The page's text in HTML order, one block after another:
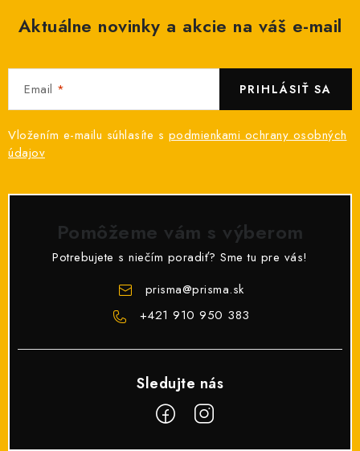
Aktuálne novinky a akcie na váš e-mail
Email
Vložením e-mailu súhlasíte s podmienkami ochrany osobných
údajov
PRIHLÁSIŤ SA
Pomôžeme vám s výberom
Potrebujete s niečím poradiť? Sme tu pre vás!
prisma@prisma.sk
+421 910 950 383